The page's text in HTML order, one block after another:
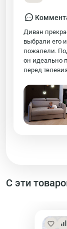
Диван
выбрали его
пожалели.
он идеально
перед
С эти